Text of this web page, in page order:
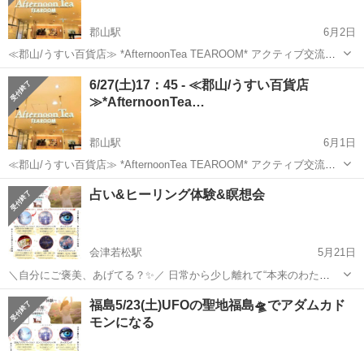
郡山駅
6月2日
≪郡山/うすい百貨店≫ *AfternoonTea TEAROOM* アクティブ交流会
♬ 【日 時】 6月27日(土)17：45 - 19：00 ※途中参加・途中退出ご自由
にOK！ 【会 場】 アフタヌ...
福島 郡山市 郡山駅 参加者募集
6/27(土)17：45 - ≪郡山/うすい百貨店
≫*AfternoonTea…
郡山駅
6月1日
≪郡山/うすい百貨店≫ *AfternoonTea TEAROOM* アクティブ交流会
♬ 【日 時】 6月27日(土)17：45 - 19：00 ※途中参加・途中退出ご自由
にOK！ 【会 場】 アフタヌ...
福島 郡山市 郡山駅 その他 ローコスト
占い&ヒーリング体験&瞑想会
会津若松駅
5月21日
＼自分にご褒美、あげてる？✨／ 日常から少し離れて“本来のわた
し”に還る時間を過ごしませんか？ 🌿 会津 自分にご褒美DAY〜占い＆
ヒーリング体験〜 🗓 5月23日（土）⏰ 11:00〜17:00📍 瑞祥館 2階ギャ
ラ...
福島 会津若松市 会津若松駅 その他 ヒーリング
福島5/23(土)UFOの聖地福島🛸でアダムカド
モンになる